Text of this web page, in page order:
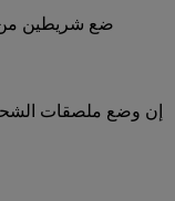
ضع شريطين من
إن وضع ملصقات